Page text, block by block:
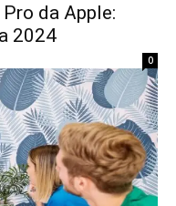
da Apple:
2024
0